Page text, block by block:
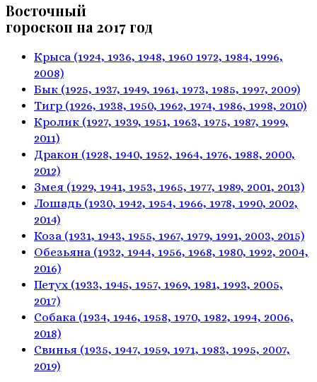
Восточный
гороскоп на 2017 год
Крыса (1924, 1936, 1948, 1960 1972, 1984, 1996,
2008)
Бык (1925, 1937, 1949, 1961, 1973, 1985, 1997, 2009)
Тигр (1926, 1938, 1950, 1962, 1974, 1986, 1998, 2010)
Кролик (1927, 1939, 1951, 1963, 1975, 1987, 1999,
2011)
Дракон (1928, 1940, 1952, 1964, 1976, 1988, 2000,
2012)
Змея (1929, 1941, 1953, 1965, 1977, 1989, 2001, 2013)
Лошадь (1930, 1942, 1954, 1966, 1978, 1990, 2002,
2014)
Коза (1931, 1943, 1955, 1967, 1979, 1991, 2003, 2015)
Обезьяна (1932, 1944, 1956, 1968, 1980, 1992, 2004,
2016)
Петух (1933, 1945, 1957, 1969, 1981, 1993, 2005,
2017)
Собака (1934, 1946, 1958, 1970, 1982, 1994, 2006,
2018)
Свинья (1935, 1947, 1959, 1971, 1983, 1995, 2007,
2019)